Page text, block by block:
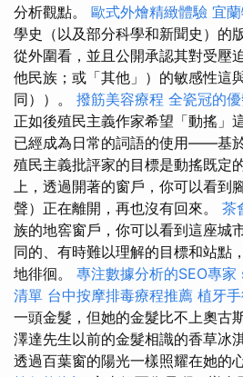
分析觀點。 歐式外燴精緻體驗 宜
學史（以及部分科學和新聞史）的
從外圍看，並且公開承認其對受壓
他民族；或「其他」）的敏感性這
同））。 撥筋美容療程 全瓷冠的
正如後殖民主義作家希望「動搖」
已經成為日常的詞語的使用——基
殖民主義批評家的目標是動搖既定
上，透過開著的窗戶，你可以看到
聲）正在離開，再也沒有回來。 茶
族的地窖窗戶，你可以看到這座城
同的、有時難以理解的目標和站點
地徘徊。 專注數據分析的SEO專家
清單 台中按摩排毒療程推薦 植牙
一頭金髮，但她的金髮比不上奧古
澤達先生以前的金髮相識的香草冰
透過百葉窗的陽光一樣照耀在她的